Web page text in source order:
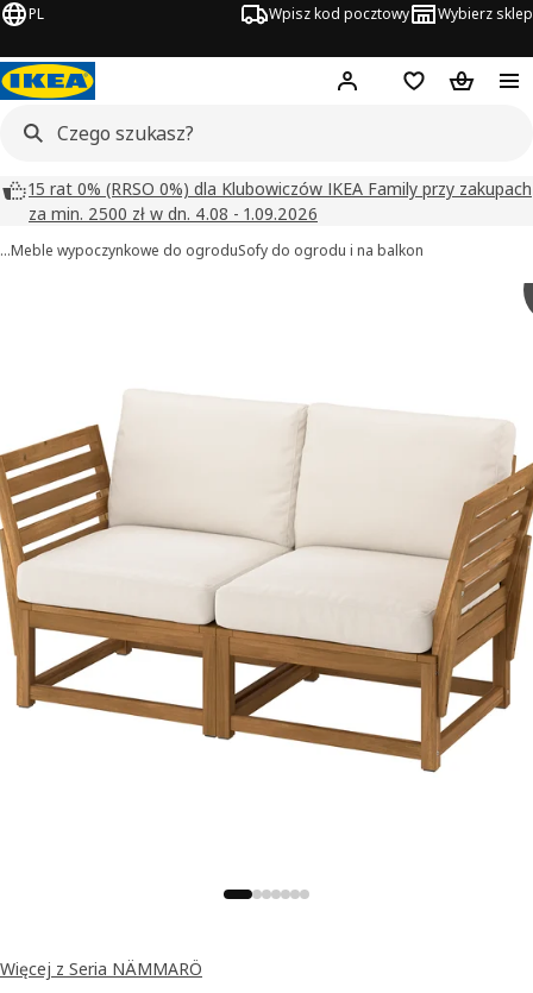
PL Wpisz kod pocztowy Wybierz sklep
Hej! Zaloguj się
Lista zakupowa
Koszyk
15 rat 0% (RRSO 0%) dla Klubowiczów IKEA Family przy zakupach
za min. 2500 zł w dn. 4.08 - 1.09.2026
…Meble wypoczynkowe do ogroduSofy do ogrodu i na balkon
Więcej z Seria NÄMMARÖ